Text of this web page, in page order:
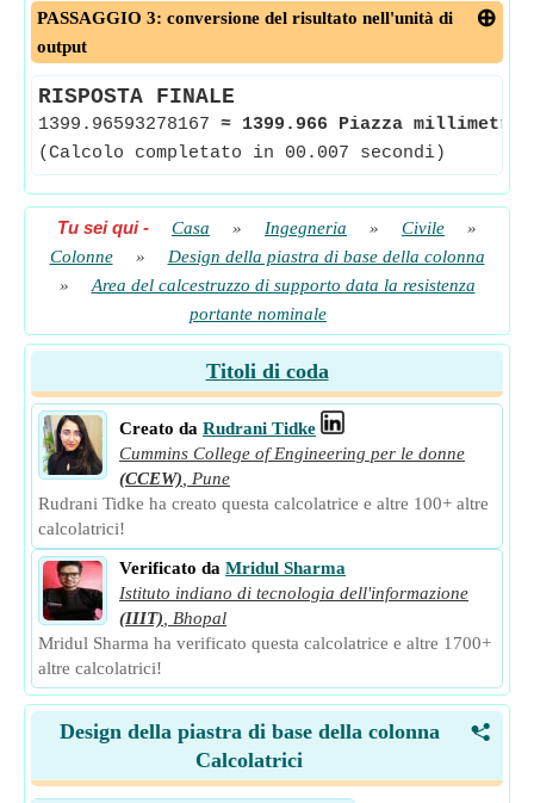
PASSAGGIO 3: conversione del risultato nell'unità di
output
RISPOSTA FINALE
1399.96593278167 ≈ 1399.966 Piazza
(Calcolo completato in 00.007 secondi)
Tu sei qui- Casa » Ingegneria » Civile
»
Colonne
»
Design della piastra di base della colonna
»
Area del calcestruzzo di supporto data la resistenza
portante nominale
Titoli di coda
Creato da Rudrani Tidke
Cummins College of Engineering per le donne
(CCEW)
Pune
Rudrani Tidke ha creato questa calcolatrice e altre 100+ altre
calcolatrici!
Verificato da Mridul Sharma
Istituto indiano di tecnologia dell'informazione
(IIIT)
Bhopal
Mridul Sharma ha verificato questa calcolatrice e altre 1700+
altre calcolatrici!
<
Design della piastra di base della colonna
Calcolatrici